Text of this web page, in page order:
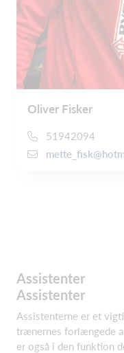
Oliver Fisker
51942094
Assistenter
Assistenter
Assistenterne er et
trænernes forlængede
er også i den funktion